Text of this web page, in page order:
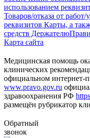
использованием
Товаров/отказа от
реквизитов Карты, а
средств Держателю
Карта сайта
Медицинская помощь
клинических
официальном интернет-
www.pravo.gov.ru
здравоохранения РФ
размещён рубрикатор
Обратный
звонок